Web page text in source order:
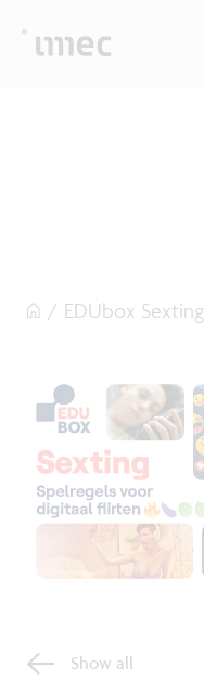
/ EDUbox Sexting
Show all